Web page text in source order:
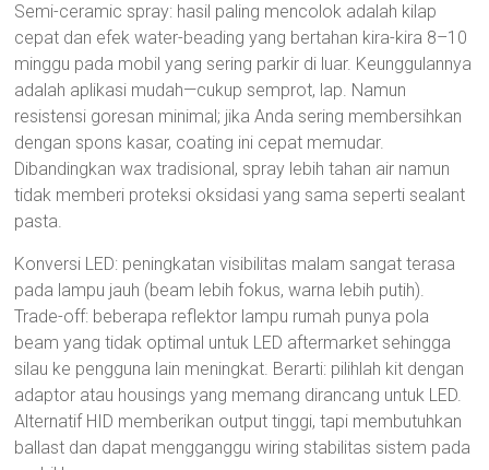
Semi-ceramic spray: hasil paling mencolok adalah kilap
cepat dan efek water-beading yang bertahan kira-kira 8–10
minggu pada mobil yang sering parkir di luar. Keunggulannya
adalah aplikasi mudah—cukup semprot, lap. Namun
resistensi goresan minimal; jika Anda sering membersihkan
dengan spons kasar, coating ini cepat memudar.
Dibandingkan wax tradisional, spray lebih tahan air namun
tidak memberi proteksi oksidasi yang sama seperti sealant
pasta.
Konversi LED: peningkatan visibilitas malam sangat terasa
pada lampu jauh (beam lebih fokus, warna lebih putih).
Trade-off: beberapa reflektor lampu rumah punya pola
beam yang tidak optimal untuk LED aftermarket sehingga
silau ke pengguna lain meningkat. Berarti: pilihlah kit dengan
adaptor atau housings yang memang dirancang untuk LED.
Alternatif HID memberikan output tinggi, tapi membutuhkan
ballast dan dapat mengganggu wiring stabilitas sistem pada